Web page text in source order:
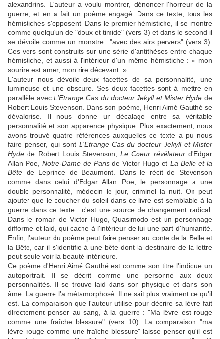
alexandrins. L'auteur a voulu montrer, dénoncer l'horreur de la
guerre, et en a fait un poème engagé. Dans ce texte, tous les
hémistiches s'opposent. Dans le premier hémistiche, il se montre
comme quelqu'un de "doux et timide" (vers 3) et dans le second il
se dévoile comme un monstre : "avec des airs pervers" (vers 3).
Ces vers sont construits sur une série d'antithèses entre chaque
hémistiche, et aussi à l'intérieur d'un même hémistiche : « mon
sourire est amer, mon rire décevant. »
L'auteur nous dévoile deux facettes de sa personnalité, une
lumineuse et une obscure. Ses deux facettes sont à mettre en
parallèle avecL'Etrange Cas du docteur Jekyll et Mister Hyde de
Robert Louis Stevenson. Dans son poème, Henri Aimé Gauthé se
dévalorise. Il nous donne un décalage entre sa véritable
personnalité et son apparence physique. Plus exactement, nous
avons trouvé quatre références auxquelles ce texte a pu nous
faire penser, qui sontL'Etrange Cas du docteur Jekyll et Mister
Hyde de Robert Louis Stevenson, Le Coeur révélateurd'Edgar
Allan Poe,Notre-Dame de Parisde Victor Hugo et La Belle et la
Bête de Leprince de Beaumont. Dans le récit de Stevenson
comme dans celui d'Edgar Allan Poe, le personnage a une
double personnalité, médecin le jour, criminel la nuit. On peut
ajouter que le coucher du soleil dans ce livre est semblable à la
guerre dans ce texte : c'est une source de changement radical.
Dans le roman de Victor Hugo, Quasimodo est un personnage
difforme et laid, qui cache à l'intérieur de lui une part d'humanité.
Enfin, l'auteur du poème peut faire penser au conte de la Belle et
la Bête, car il s'identifie à une bête dont la destinaire de la lettre
peut seule voir la beauté intérieure.
Ce poème d'Henri Aimé Gauthé est comme son titre l'indique un
autoportrait. Il se décrit comme une personne aux deux
personnalités. Il se trouve laid dans son physique et dans son
âme. La guerre l'a métamorphosé. Il ne sait plus vraiment ce qu'il
est. La comparaison que l'auteur utilise pour décrire sa lèvre fait
directement penser au sang, à la guerre : "Ma lèvre est rouge
comme une fraîche blessure" (vers 10). La comparaison "ma
lèvre rouge comme une fraîche blessure" laisse penser qu'il est